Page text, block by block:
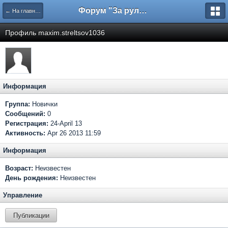
← На главную Форум "За рулем"
Профиль maxim.streltsov1036
Информация
Группа: Новички
Сообщений: 0
Регистрация: 24-April 13
Активность: Apr 26 2013 11:59
Информация
Возраст: Неизвестен
День рождения: Неизвестен
Управление
Публикации